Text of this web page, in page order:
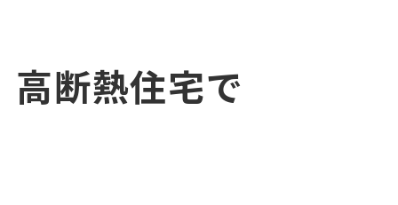
高断熱住宅で